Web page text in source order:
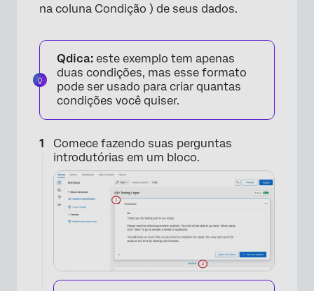
na coluna Condição ) de seus dados.
Qdica: este exemplo tem apenas
duas condições, mas esse formato
pode ser usado para criar quantas
condições você quiser.
Comece fazendo suas perguntas
introdutórias em um bloco.